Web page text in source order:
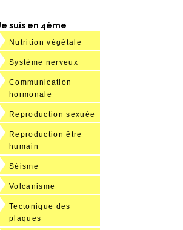
suis en 4ème
Nutrition végétale
Système nerveux
Communication
hormonale
Reproduction sexuée
Reproduction être
humain
Séisme
Volcanisme
Tectonique des
plaques